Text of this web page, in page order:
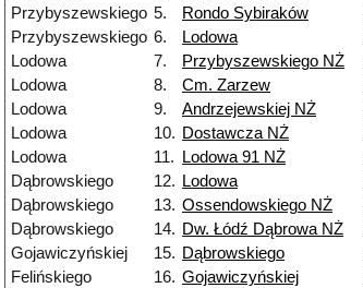
Przybyszewskiego 5. Rondo Sybiraków
Przybyszewskiego 6. Lodowa
Lodowa
7. Przybyszewskiego NŻ
Lodowa
8. Cm. Zarzew
Lodowa
9. Andrzejewskiej NŻ
Lodowa
10. Dostawcza NŻ
Lodowa
11. Lodowa 91 NŻ
Dąbrowskiego
12. Lodowa
Dąbrowskiego
13. Ossendowskiego NŻ
Dąbrowskiego
14. Dw. Łódź Dąbrowa NŻ
Gojawiczyńskiej
15. Dąbrowskiego
Felińskiego
16. Gojawiczyńskiej